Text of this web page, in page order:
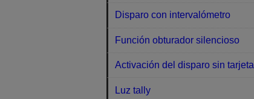
Disparo con intervalómetro
Función obturador silencioso
Activación del disparo sin tarjeta
Luz tally